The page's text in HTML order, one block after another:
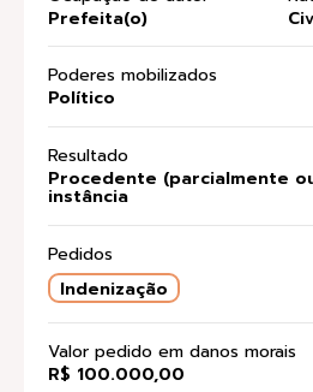
Prefeita(o)
Poderes mobilizados
Político
Resultado
Procedente (parcialmente
instância
Pedidos
Indenização
Valor pedido em danos morais
R$ 100.000,00